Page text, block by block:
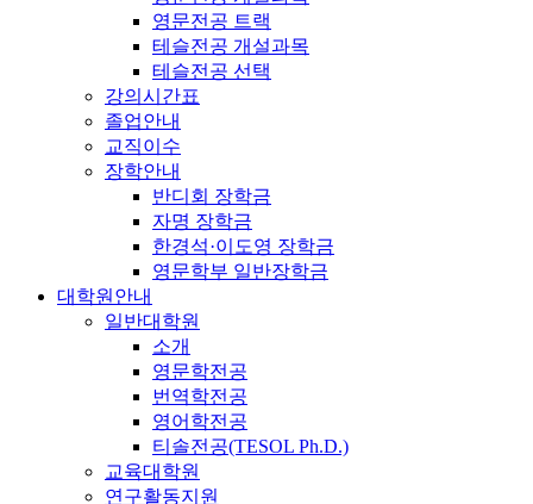
영문전공 트랙
테슬전공 개설과목
테슬전공 선택
강의시간표
졸업안내
교직이수
장학안내
반디회 장학금
자명 장학금
한경석·이도영 장학금
영문학부 일반장학금
대학원안내
일반대학원
소개
영문학전공
번역학전공
영어학전공
티솔전공(TESOL Ph.D.)
교육대학원
연구활동지원